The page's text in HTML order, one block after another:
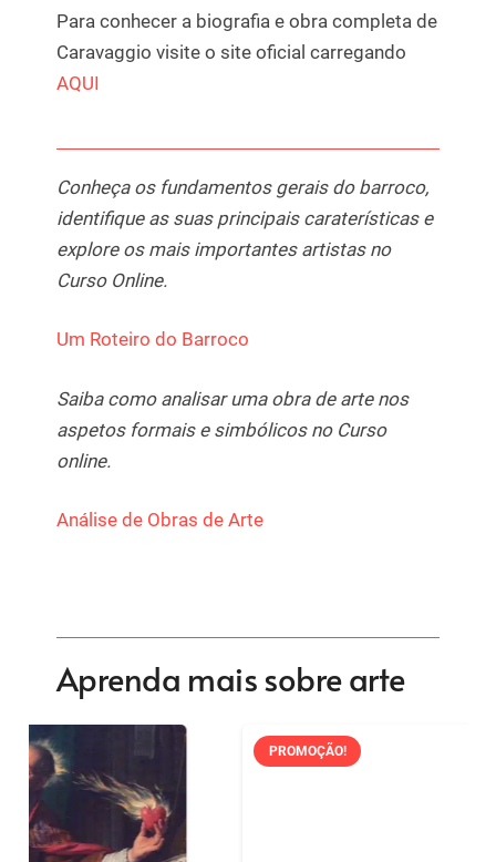
Para conhecer a biografia e obra completa de
Caravaggio visite o site oficial carregando
AQUI
Conheça os fundamentos gerais do barroco,
identifique as suas principais caraterísticas e
explore os mais importantes artistas no
Curso Online.
Um Roteiro do Barroco
Saiba como analisar uma obra de arte nos
aspetos formais e simbólicos no Curso
online.
Análise de Obras de Arte
Aprenda mais sobre arte